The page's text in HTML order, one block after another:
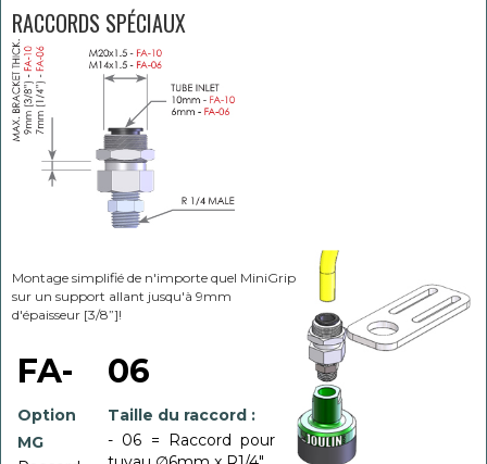
RACCORDS SPÉCIAUX
Montage simplifié de n'importe quel MiniGrip
sur un support allant jusqu'à 9mm
d'épaisseur [3/8”]!
FA- 06
Option
MG
Taille du raccord :
- 06 = Raccord pour